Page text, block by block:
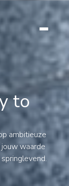
to
ambitieuze
waarde